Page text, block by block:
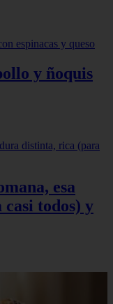
y ñoquis
esa
todos) y